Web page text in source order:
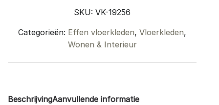
x
cm
quantity
SKU: VK-19256
Categorieën: Effen vloerkleden, Vloerkleden,
Wonen & Interieur
BeschrijvingAanvullende informatie